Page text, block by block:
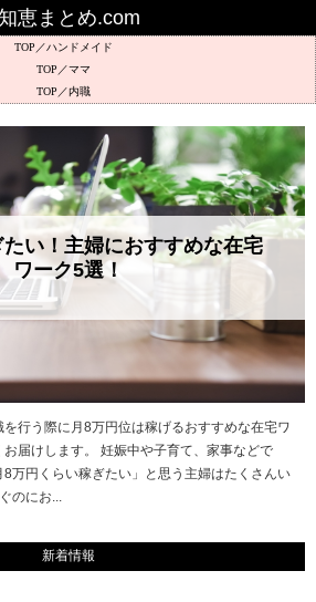
恵まとめ.com
ハンドメイド
ママ
内職
い！主婦におすすめな在宅
ワーク5選！
行う際に月8万円位は稼げるおすすめな在宅ワ
届けします。 妊娠中や子育て、家事などで
8万円くらい稼ぎたい」と思う主婦はたくさんい
のにお...
新着情報